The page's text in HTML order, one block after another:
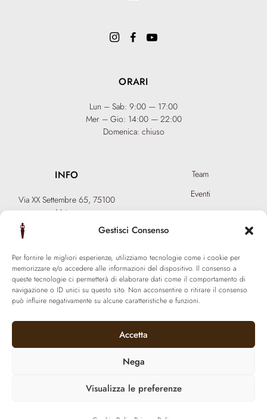
Gestisci Consenso
Per fornire le migliori esperienze, utilizziamo tecnologie come i cookie per
memorizzare e/o accedere alle informazioni del dispositivo. Il consenso a
queste tecnologie ci permetterà di elaborare dati come il comportamento di
navigazione o ID unici su questo sito. Non acconsentire o ritirare il consenso
può influire negativamente su alcune caratteristiche e funzioni.
Accetta
Nega
Visualizza le preferenze
INFO
Via XX Settembre 65, 75100
Matera
T: +39 0835 18 81 656
info@ferraronisignature.com
Team
Eventi
Diventa Hair Spa
Regala un’esperienza
Biotecnologia esclusiva
ORARI
Lun – Sab: 9:00 — 17:00
Mer – Gio: 14:00 — 22:00
Domenica: chiuso
© 2021 Ferraroni signature. All Rights Reserved.